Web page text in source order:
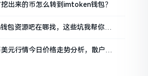
出来的币怎么转到imtoken钱包？
包资源吧在哪找，这些坑我帮你趟
元行情今日价格走势分析，散户如